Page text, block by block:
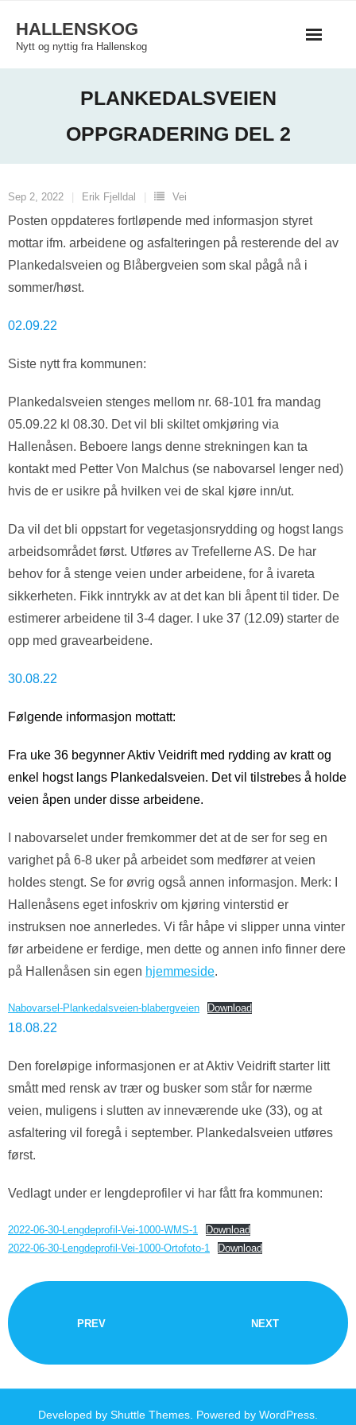
content
HALLENSKOG
Nytt og nyttig fra Hallenskog
PLANKEDALSVEIEN
OPPGRADERING DEL 2
Sep 2, 2022 Erik Fjelldal Vei
Posten oppdateres fortløpende med informasjon styret
mottar ifm. arbeidene og asfalteringen på resterende del av
Plankedalsveien og Blåbergveien som skal pågå nå i
sommer/høst.
02.09.22
Siste nytt fra kommunen:
Plankedalsveien stenges mellom nr. 68-101 fra mandag
05.09.22 kl 08.30. Det vil bli skiltet omkjøring via
Hallenåsen. Beboere langs denne strekningen kan ta
kontakt med Petter Von Malchus (se nabovarsel lenger ned)
hvis de er usikre på hvilken vei de skal kjøre inn/ut.
Da vil det bli oppstart for vegetasjonsrydding og hogst langs
arbeidsområdet først. Utføres av Trefellerne AS. De har
behov for å stenge veien under arbeidene, for å ivareta
sikkerheten. Fikk inntrykk av at det kan bli åpent til tider. De
estimerer arbeidene til 3-4 dager. I uke 37 (12.09) starter de
opp med gravearbeidene.
30.08.22
Følgende informasjon mottatt:
Fra uke 36 begynner Aktiv Veidrift med rydding av kratt og
enkel hogst langs Plankedalsveien. Det vil tilstrebes å holde
veien åpen under disse arbeidene.
I nabovarselet under fremkommer det at de ser for seg en
varighet på 6-8 uker på arbeidet som medfører at veien
holdes stengt. Se for øvrig også annen informasjon. Merk: I
Hallenåsens eget infoskriv om kjøring vinterstid er
instruksen noe annerledes. Vi får håpe vi slipper unna vinter
før arbeidene er ferdige, men dette og annen info finner dere
på Hallenåsen sin egen hjemmeside.
Nabovarsel-Plankedalsveien-blabergveien Download
18.08.22
Den foreløpige informasjonen er at Aktiv Veidrift starter litt
smått med rensk av trær og busker som står for nærme
veien, muligens i slutten av inneværende uke (33), og at
asfaltering vil foregå i september. Plankedalsveien utføres
først.
Vedlagt under er lengdeprofiler vi har fått fra kommunen:
2022-06-30-Lengdeprofil-Vei-1000-WMS-1
Download
2022-06-30-Lengdeprofil-Vei-1000-Ortofoto-1
Download
PREV NEXT
Developed by Shuttle Themes . Powered by WordPress